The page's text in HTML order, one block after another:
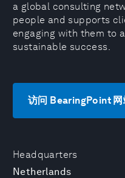
Headquarters
Netherlands
a global consulting
people and supports
engaging with them to
sustainable success.
访问 BearingPoint 网